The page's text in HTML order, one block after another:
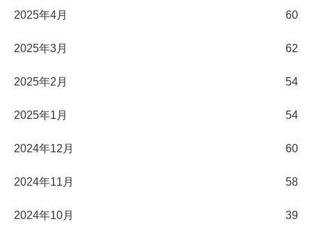
2025年4月 60
2025年3月 62
2025年2月 54
2025年1月 54
2024年12月 60
2024年11月 58
2024年10月 39